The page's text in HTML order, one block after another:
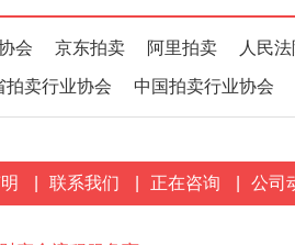
会 京东拍卖 阿里拍卖 人民
拍卖行业协会 中国拍卖行业协会
联系我们 正在咨询 公司